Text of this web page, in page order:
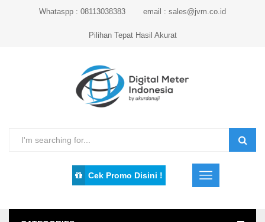
Whataspp : 08113038383 email : sales@jvm.co.id
Pilihan Tepat Hasil Akurat
Cek Promo Disini !